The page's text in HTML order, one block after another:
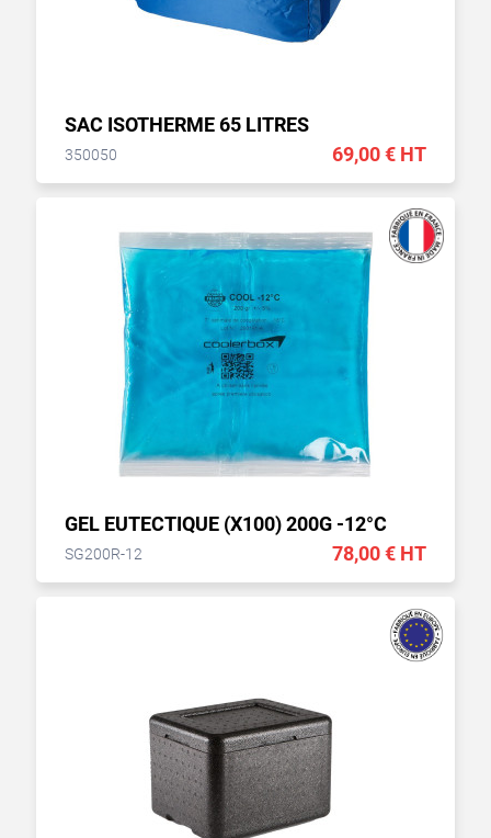
SAC ISOTHERME 65 LITRES
350050 69,00 € HT
GEL EUTECTIQUE (X100) 200G -12°C
SG200R-12 78,00 € HT